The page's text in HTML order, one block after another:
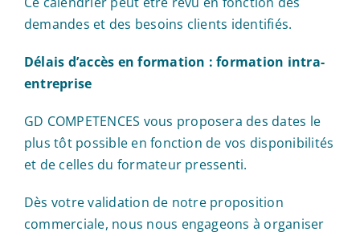
demandes et des besoins clients identifiés.
Délais d’accès en formation : formation intra-
entreprise
GD COMPETENCES vous proposera des dates le
plus tôt possible en fonction de vos disponibilités
et de celles du formateur pressenti.
Dès votre validation de notre proposition
commerciale, nous nous engageons à organiser